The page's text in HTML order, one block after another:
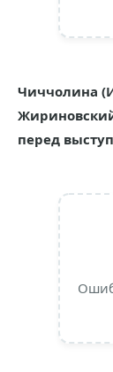
Чиччолина
перед